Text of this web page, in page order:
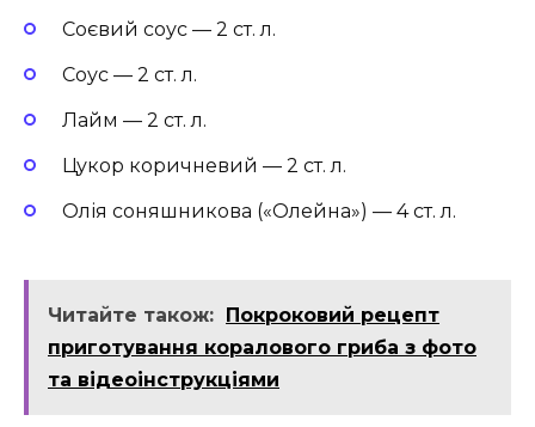
Соєвий соус — 2 ст. л.
Соус — 2 ст. л.
Лайм — 2 ст. л.
Цукор коричневий — 2 ст. л.
Олія соняшникова («Олейна») — 4 ст. л.
Читайте також: Покроковий рецепт
приготування коралового гриба з фото
та відеоінструкціями